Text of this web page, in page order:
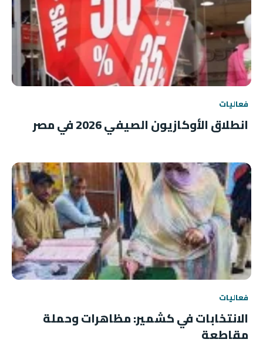
فعاليات
انطلاق الأوكازيون الصيفي 2026 في مصر
فعاليات
الانتخابات في كشمير: مظاهرات وحملة
مقاطعة